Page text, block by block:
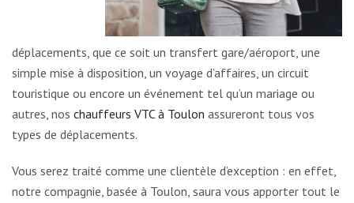
déplacements, que ce soit un transfert gare/aéroport, une
simple mise à disposition, un voyage d’affaires, un circuit
touristique ou encore un événement tel qu’un mariage ou
autres, nos chauffeurs VTC à Toulon assureront tous vos
types de déplacements.
Vous serez traité comme une clientèle d’exception : en effet,
notre compagnie, basée à Toulon, saura vous apporter tout le